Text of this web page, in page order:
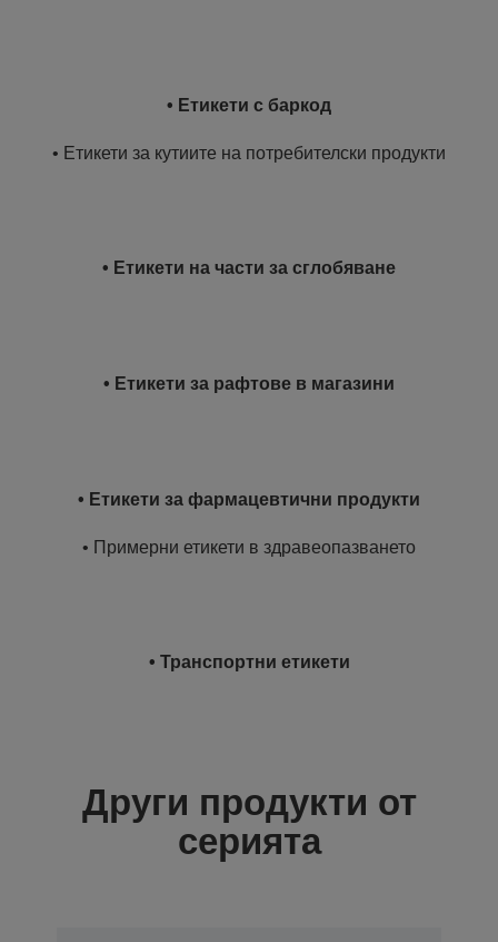
• Етикети с баркод
• Етикети за кутиите на потребителски продукти
• Етикети на части за сглобяване
• Етикети за рафтове в магазини
• Етикети за фармацевтични продукти
• Примерни етикети в здравеопазването
• Транспортни етикети
Други продукти от
серията